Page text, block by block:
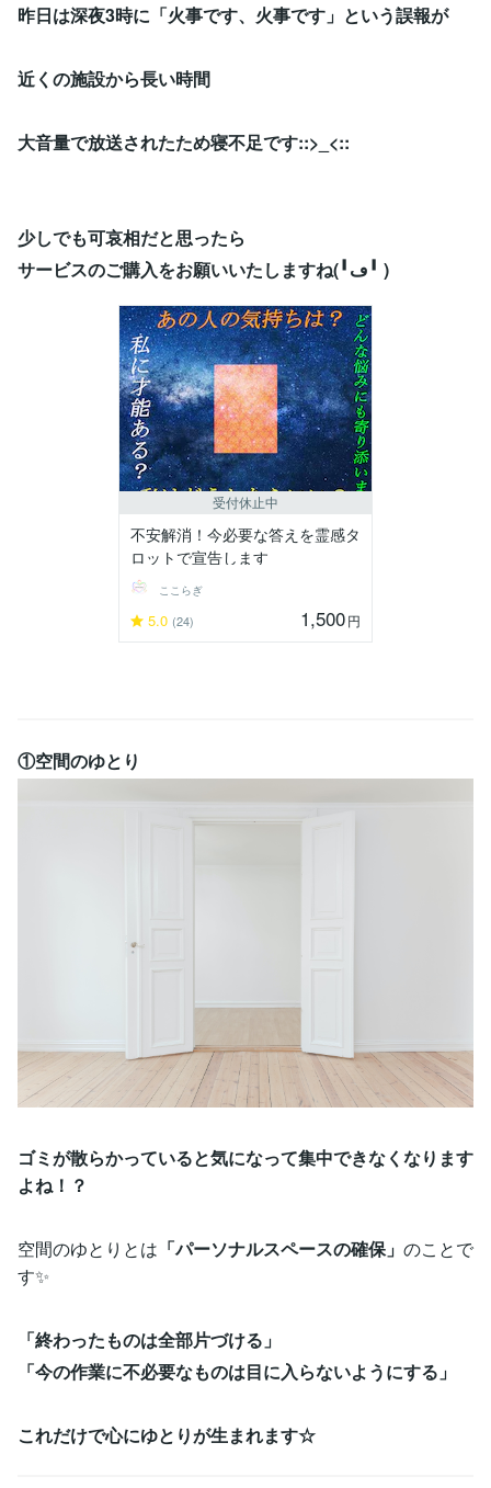
昨日は深夜3時に「火事です、火事です」という誤報が
近くの施設から長い時間
大音量で放送されたため寝不足です::>_<::
少しでも可哀相だと思ったら
サービスのご購入をお願いいたしますね(╹ڡ╹ )
受付休止中
不安解消！今必要な答えを霊感タ
ロットで宣告します
ここらぎ
5.0 (24) 1,500円
①空間のゆとり
ゴミが散らかっていると気になって集中できなくなります
よね！？
空間のゆとりとは 「パーソナルスペースの確保」 のことで
す✨
「終わったものは全部片づける」
「今の作業に不必要なものは目に入らないようにする」
これだけで心にゆとりが生まれます☆